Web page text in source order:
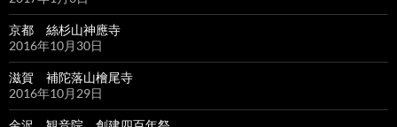
京都 絲杉山神應寺
2016年10月30日
滋賀 補陀落山檜尾寺
2016年10月29日